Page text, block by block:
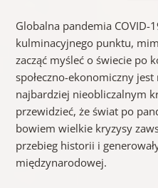
Globalna pandemia COVID-
kulminacyjnego punktu,
zacząć myśleć o świecie po
społeczno-ekonomiczny
najbardziej nieobliczalnym
przewidzieć, że świat po
bowiem wielkie kryzysy
przebieg historii i
międzynarodowej.